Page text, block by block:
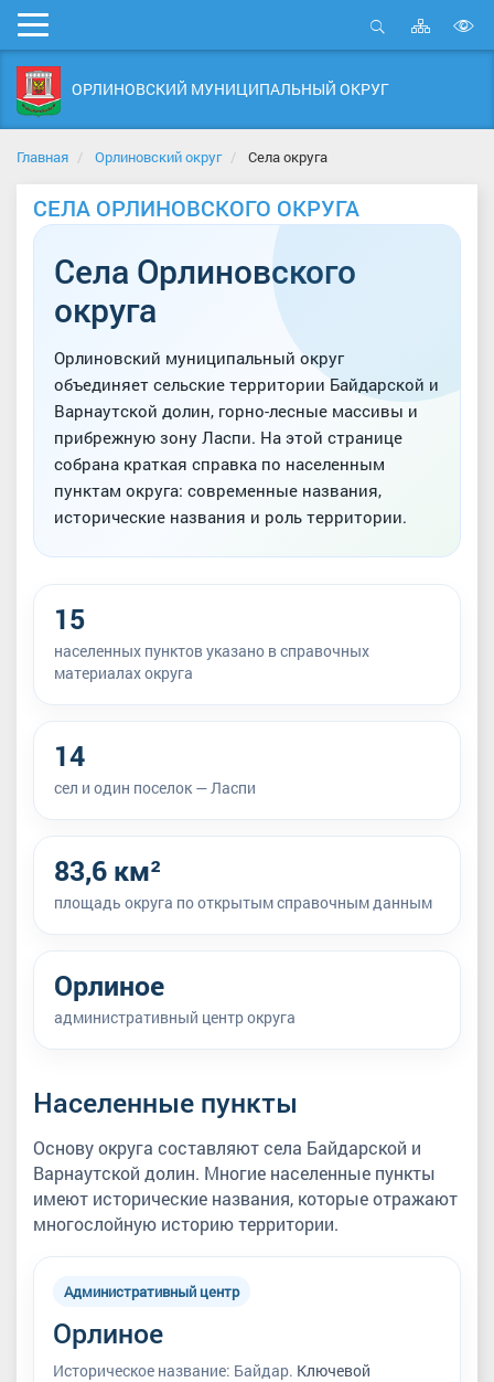
Мобильное
меню
Открыть
Карта
сайта
ОРЛИНОВСКИЙ МУНИЦИПАЛЬНЫЙ ОКРУГ
Главная Орлиновский округ Села округа
СЕЛА ОРЛИНОВСКОГО ОКРУГА
Села Орлиновского
округа
Орлиновский муниципальный округ
объединяет сельские территории Байдарской и
Варнаутской долин, горно-лесные массивы и
прибрежную зону Ласпи. На этой странице
собрана краткая справка по населенным
пунктам округа: современные названия,
исторические названия и роль территории.
15
населенных пунктов указано в справочных
материалах округа
14
сел и один поселок — Ласпи
83,6 км²
площадь округа по открытым справочным данным
Орлиное
административный центр округа
Населенные пункты
Основу округа составляют села Байдарской и
Варнаутской долин. Многие населенные пункты
имеют исторические названия, которые отражают
многослойную историю территории.
Административный центр
Орлиное
Историческое название: Байдар. Ключевой